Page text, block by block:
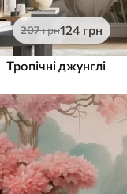
207грн124 грн
Тропічні джунглі